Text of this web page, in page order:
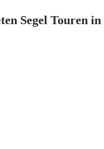
Segel Touren